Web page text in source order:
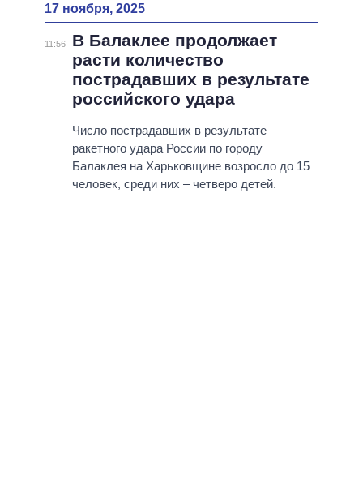
17 ноября, 2025
11:56
В Балаклее продолжает
расти количество
пострадавших в результате
российского удара
Число пострадавших в результате
ракетного удара России по городу
Балаклея на Харьковщине возросло до 15
человек, среди них – четверо детей.